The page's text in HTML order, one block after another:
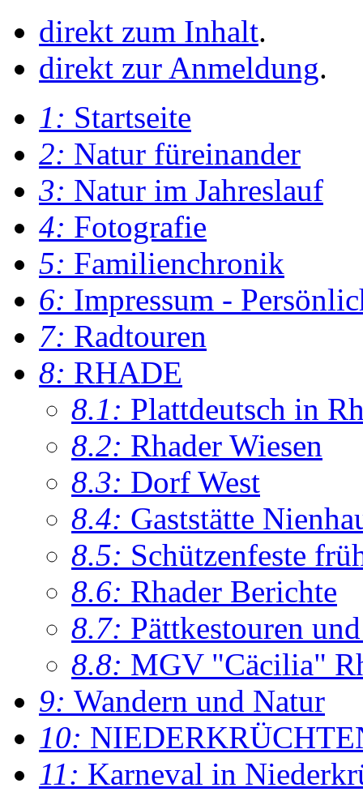
direkt zum Inhalt.
direkt zur Anmeldung.
1: Startseite
2: Natur füreinander
3: Natur im Jahreslauf
4: Fotografie
5: Familienchronik
6: Impressum -
7: Radtouren
8: RHADE
8.1: Plattdeutsch in
8.2: Rhader Wiesen
8.3: Dorf West
8.4: Gaststätte
8.5: Schützenfeste
8.6: Rhader Berichte
8.7: Pättkestouren
8.8: MGV "Cäcilia"
9: Wandern und Natur
10:
11: Karneval in